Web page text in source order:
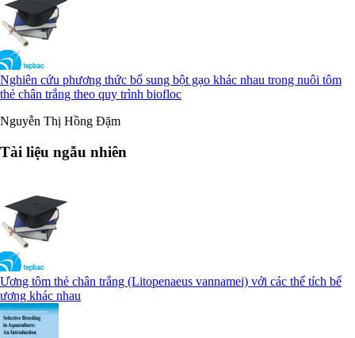
Nghiên cứu phương thức bổ sung bột gạo khác nhau trong nuôi tôm
thẻ chân trắng theo quy trình biofloc
Nguyễn Thị Hồng Đặm
Tài liệu ngẫu nhiên
Ương tôm thẻ chân trắng (Litopenaeus vannamei) với các thể tích bể
ương khác nhau